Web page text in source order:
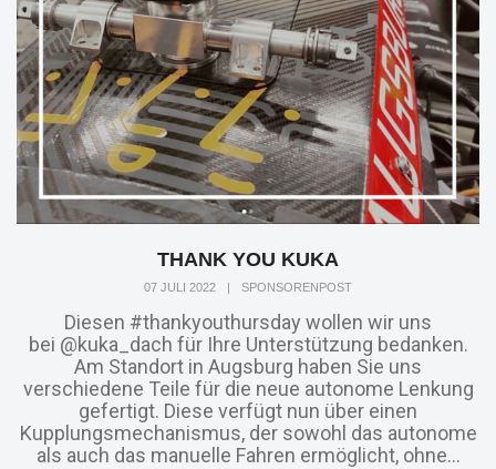
THANK YOU KUKA
07 JULI 2022 SPONSORENPOST
Diesen #thankyouthursday wollen wir uns
bei @kuka_dach für Ihre Unterstützung bedanken.
Am Standort in Augsburg haben Sie uns
verschiedene Teile für die neue autonome Lenkung
gefertigt. Diese verfügt nun über einen
Kupplungsmechanismus, der sowohl das autonome
als auch das manuelle Fahren ermöglicht, ohne...